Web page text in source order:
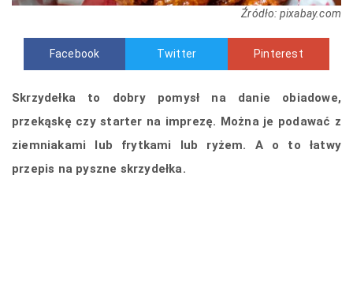
Źródło: pixabay.com
Facebook Twitter Pinterest
Skrzydełka to dobry pomysł na danie obiadowe,
przekąskę czy starter na imprezę. Można je podawać z
ziemniakami lub frytkami lub ryżem. A o to łatwy
przepis na pyszne skrzydełka.